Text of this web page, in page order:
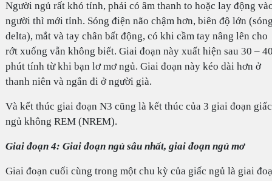
Người ngủ rất khó tỉnh, phải có âm thanh to hoặc lay động
người thì mới tỉnh. Sóng điện não chậm hơn, biên độ lớn
delta), mắt và tay chân bất động, có khi cầm tay nâng lên cho
rớt xuống vẫn không biết. Giai đoạn này xuất hiện sau 30 –
phút tính từ khi bạn lơ mơ ngủ. Giai đoạn này kéo dài hơn ở
thanh niên và ngắn đi ở người già.
Và kết thúc giai đoạn N3 cũng là kết thúc của 3 giai đoạn giấc
ngủ không REM (NREM).
Giai đoạn 4: Giai đoạn ngủ sâu nhất, giai đoạn ngủ mơ
Giai đoạn cuối cùng trong một chu kỳ của giấc ngủ là giai